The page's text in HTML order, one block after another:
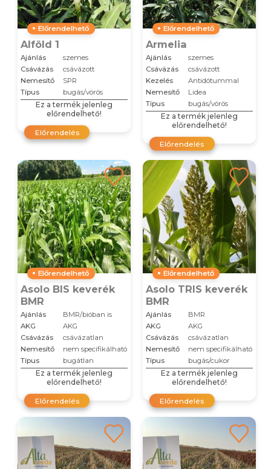
Előrendelhető
Alföld 1
Ajánlás
szemes
Csávázás
csávázott
Nemesítő
SPR
Típus
bugás/vörös
Ez a termék jelenleg
előrendelhető!
Előrendelés
Előrendelhető
Armelia
Ajánlás
szemes
Csávázás
csávázott
Kezelés
Antidótummal
Nemesítő
Lidea
Típus
bugás/vörös
Ez a termék jelenleg
előrendelhető!
Előrendelés
Előrendelhető
Asolo BIS keverék
BMR
Ajánlás
BMR/bióban is
AKG
AKG
Csávázás
csávázatlan
Nemesítő
nem specifikálható
Típus
bugátlan
Ez a termék jelenleg
előrendelhető!
Előrendelés
Előrendelhető
Asolo TRIS keverék
BMR
Ajánlás
BMR
AKG
AKG
Csávázás
csávázatlan
Nemesítő
nem specifikálható
Típus
bugás/cukor
Ez a termék jelenleg
előrendelhető!
Előrendelés